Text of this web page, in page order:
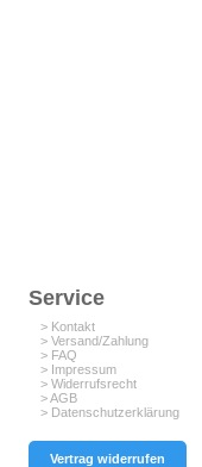
Service
> Kontakt
> Versand/Zahlung
> FAQ
> Impressum
> Widerrufsrecht
> AGB
> Datenschutzerklärung
Vertrag widerrufen